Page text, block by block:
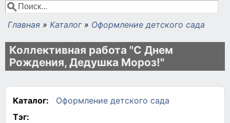
Форма поиска
Поиск
Вы здесь
Главная » Каталог » Оформление детского сада
Коллективная работа "С Днем
Рождения, Дедушка Мороз!"
Каталог:
Оформление детского сада
Тэг: